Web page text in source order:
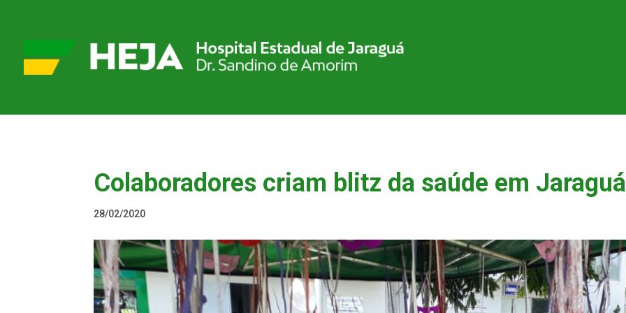
Colaboradores criam blitz da saúde em Jaraguá
28/02/2020